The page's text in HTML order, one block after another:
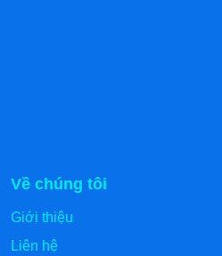
Về chúng tôi
Giới thiệu
Liên hệ